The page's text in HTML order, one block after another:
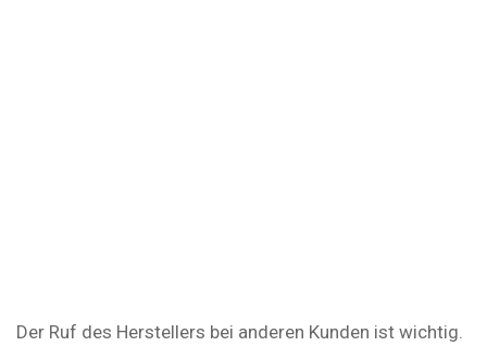
Der Ruf des Herstellers bei anderen Kunden ist wichtig.